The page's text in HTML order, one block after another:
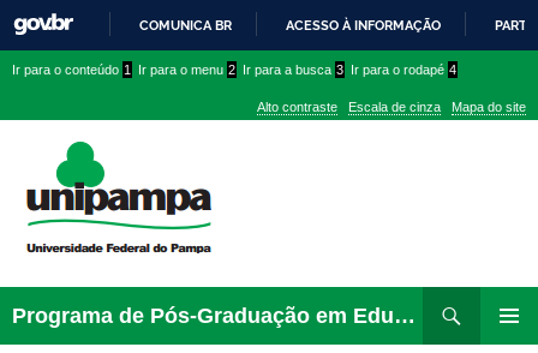
PARA
CONTEÚDO
COMUNICA BR ACESSO À INFORMAÇÃO
conteúdo
menu
superior
menu
Ir para o conteúdo 1 Ir para o menu 2 Ir para a busca 3 Ir para o rodapé 4
Alto contraste Escala de cinza Mapa do site
Programa de Pós-Graduação em Educação – PPGEdu
para